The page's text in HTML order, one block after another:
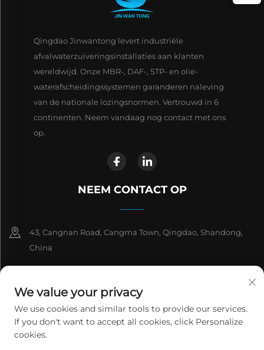
Qingdao Jinwantong levert industriële
afvalwaterzuiveringsinstallaties aan klanten
wereldwijd. Onze MBR-, DAF-, STP- en olie-
waterafscheidingssystemen garanderen naleving
van de nationale lozingsnormen. Vertrouwd in 6
continenten. Neem vandaag nog contact met ons
op.
NEEM CONTACT OP
43, Cangnan Road, Cangma Town, Qingdao, Shandong,
China
+86 532 81912653
[email protected]
We value your privacy
We use cookies and similar tools to provide our services.
If you don't want to accept all cookies, click Personalize
cookies.